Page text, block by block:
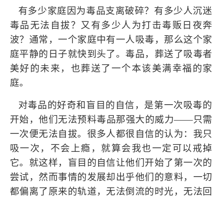
有多少家庭因为毒品支离破碎？有多少人沉迷
毒品无法自拔？又有多少人为打击毒贩日夜奔
波？通常，一个家庭中有一人吸毒，那么这个家
庭平静的日子就快到头了。毒品，葬送了吸毒者
美好的未来，也葬送了一个本该美满幸福的家
庭。
对毒品的好奇和盲目的自信，是第一次吸毒的
开始，他们无法预料毒品那强大的威力——只需
一次便无法自拔。很多人都很自信的认为：我只
吸一次，不会上瘾，就算会我也一定可以戒掉
它。就这样，盲目的自信让他们开始了第一次的
尝试，然而事情的发展却出乎他们的意料，一切
都偏离了原来的轨道，无法倒流的时光，无法回